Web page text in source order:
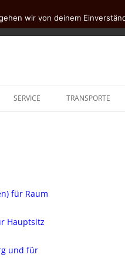
SERVICE TRANSPORTE
für Raum
Hauptsitz
und für
wir von deinem